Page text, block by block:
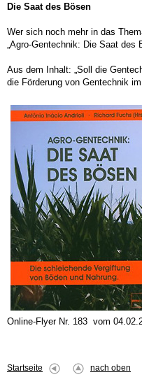
Die Saat des Bösen
Wer sich noch mehr in das
„Agro-Gentechnik: Die Saat des
Aus dem Inhalt: „Soll die
die Förderung von Gentechnik
Online-Flyer Nr. 183 vom
Startseite nach oben